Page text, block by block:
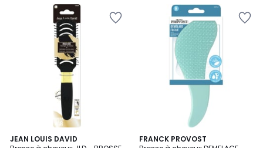
JEAN LOUIS DAVID
FRANCK PROVOST